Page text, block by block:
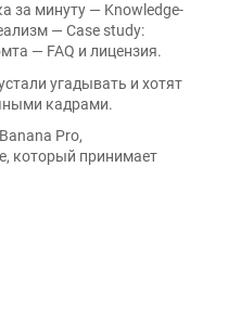
за минуту — Knowledge-
— Case study:
— FAQ и лицензия.
угадывать и хотят
кадрами.
Pro,
который принимает